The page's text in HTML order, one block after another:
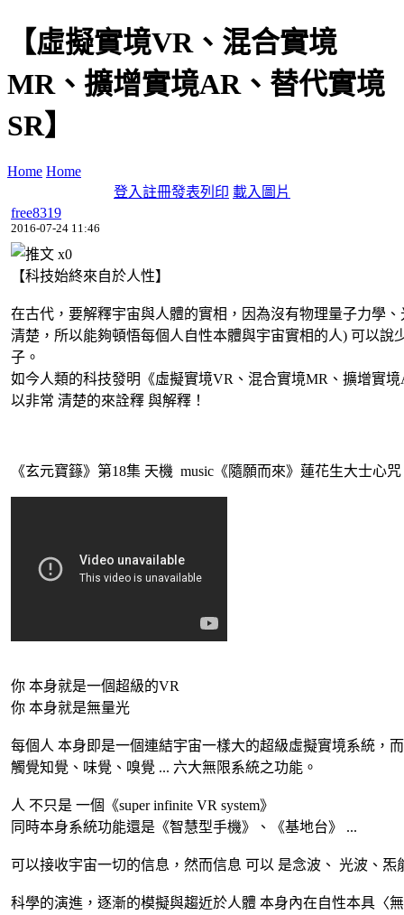
【虛擬實境VR、混合實境
MR、擴增實境AR、替代實境
SR】
Home Home
登入註冊發表列印 載入圖片
free8319
2016-07-24 11:46
x0
【科技始終來自於人性】
在古代，要解釋宇宙與人體的實相，因為沒有物理量子力學
清楚，所以能夠頓悟每個人自性本體與宇宙實相的人) 可以說
子。
如今人類的科技發明《虛擬實境VR、混合實境MR、擴增實
以非常 清楚的來詮釋 與解釋！
《玄元寶籙》第18集 天機 music《隨願而來》蓮花生大士心咒
你 本身就是一個超級的VR
你 本身就是無量光
每個人 本身即是一個連結宇宙一樣大的超級虛擬實境系統，
觸覺知覺、味覺、嗅覺 ... 六大無限系統之功能。
人 不只是 一個《super infinite VR system》
同時本身系統功能還是《智慧型手機》、《基地台》 ...
可以接收宇宙一切的信息，然而信息 可以 是念波、 光波、炁
科學的演進，逐漸的模擬與趨近於人體 本身內在自性本具〈